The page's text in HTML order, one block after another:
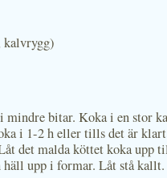
mindre bitar. Koka i en stor
i 1-2 h eller tills det är
det malda köttet koka upp
häll upp i formar. Låt stå kallt.